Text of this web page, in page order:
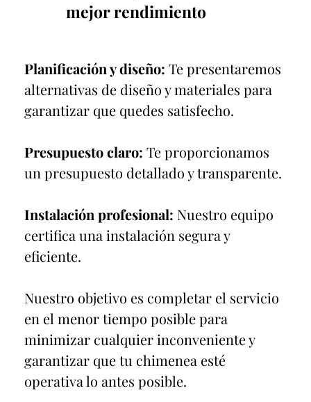
mejor rendimiento
Planificación y diseño: Te presentaremos
alternativas de diseño y materiales para
garantizar que quedes satisfecho.
Presupuesto claro: Te proporcionamos
un presupuesto detallado y transparente.
Instalación profesional: Nuestro equipo
certifica una instalación segura y
eficiente.
Nuestro objetivo es completar el servicio
en el menor tiempo posible para
minimizar cualquier inconveniente y
garantizar que tu chimenea esté
operativa lo antes posible.